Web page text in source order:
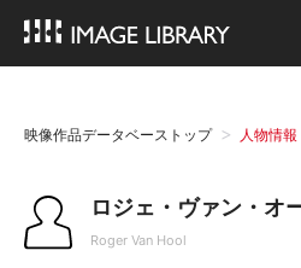
映像作品データベーストップ 人物情
ロジェ・ヴァン・オ
Roger Van Hool